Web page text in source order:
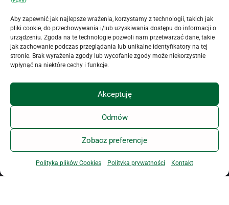
Aby zapewnić jak najlepsze wrażenia, korzystamy z technologii, takich jak
pliki cookie, do przechowywania i/lub uzyskiwania dostępu do informacji o
urządzeniu. Zgoda na te technologie pozwoli nam przetwarzać dane, takie
jak zachowanie podczas przeglądania lub unikalne identyfikatory na tej
stronie. Brak wyrażenia zgody lub wycofanie zgody może niekorzystnie
wpłynąć na niektóre cechy i funkcje.
Akceptuję
Odmów
Zobacz preferencje
Polityka plików Cookies Polityka prywatności Kontakt
Hodowców Koni(dalej
PZHK) z siedzibą w
Warszawie (00-673) przy
ul. Koszykowej 60/62
m. 16, w celu komunikacji
uruchomieniem i wysyłką
Newslettera PZHK.
Oświadczam, że PZHK
poinformował mnie o
dobrowolności podania
danych i przysługujących
mi prawach, w
szczególności o prawie